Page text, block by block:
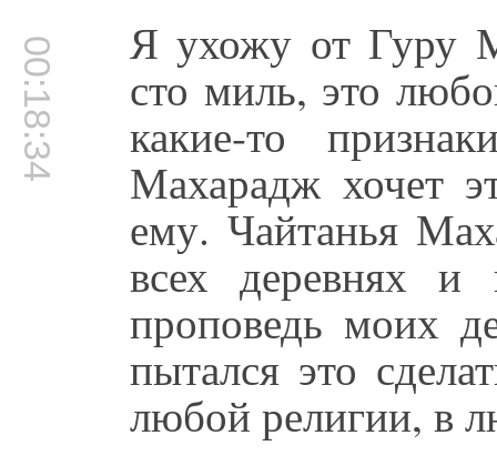
00:18:34 Я ухожу от Гуру
сто миль, это
какие-то
Махарадж хочет
ему. Чайтанья
всех деревнях
проповедь моих
пытался это
любой религии, в